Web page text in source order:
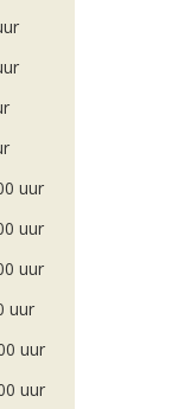
uur
uur
uur
uur
uur
uur